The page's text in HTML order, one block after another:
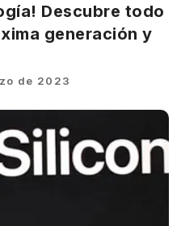
Descubre todo
generación y
de 2023